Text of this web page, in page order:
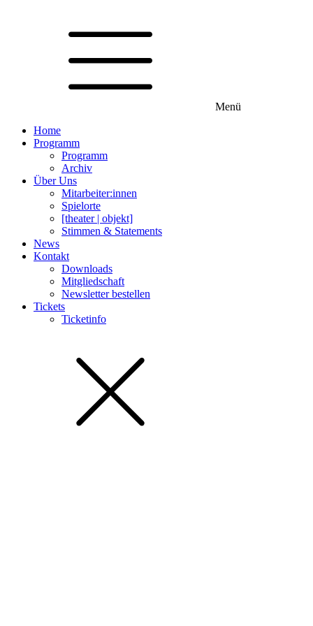
Menü
Home
Programm
Programm
Archiv
Über Uns
Mitarbeiter:innen
Spielorte
[theater | objekt]
Stimmen & Statements
News
Kontakt
Downloads
Mitgliedschaft
Newsletter bestellen
Tickets
Ticketinfo